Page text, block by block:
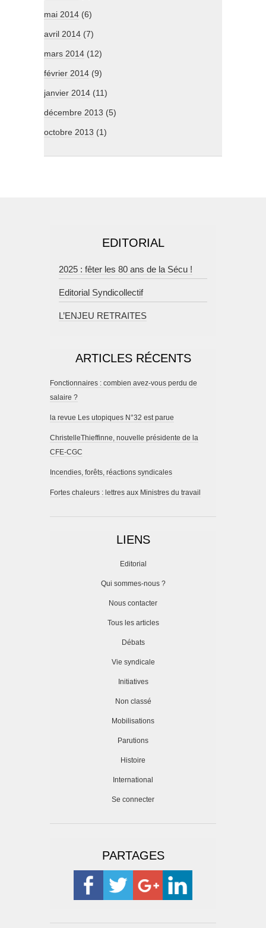
mai 2014 (6)
avril 2014 (7)
mars 2014 (12)
février 2014 (9)
janvier 2014 (11)
décembre 2013 (5)
octobre 2013 (1)
EDITORIAL
2025 : fêter les 80 ans de la Sécu !
Editorial Syndicollectif
L’ENJEU RETRAITES
ARTICLES RÉCENTS
Fonctionnaires : combien avez-vous perdu de
salaire ?
la revue Les utopiques N°32 est parue
ChristelleThieffinne, nouvelle présidente de la
CFE-CGC
Incendies, forêts, réactions syndicales
Fortes chaleurs : lettres aux Ministres du travail
LIENS
Editorial
Qui sommes-nous ?
Nous contacter
Tous les articles
Débats
Vie syndicale
Initiatives
Non classé
Mobilisations
Parutions
Histoire
International
Se connecter
PARTAGES